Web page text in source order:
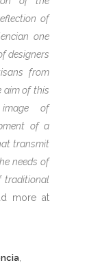
of
one
designers
from
aim of this
of
of a
transmit
needs of
traditional
more at
,